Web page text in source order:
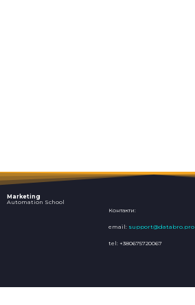
Marketing
Automation School
Контакти:
email: support@databro.pro
tel: +380675720067